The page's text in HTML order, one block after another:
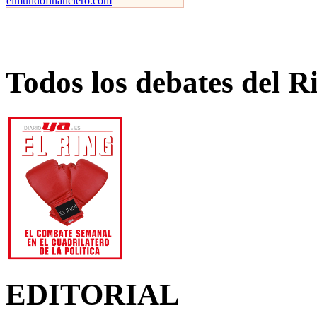
Todos los debates del
EDITORIAL